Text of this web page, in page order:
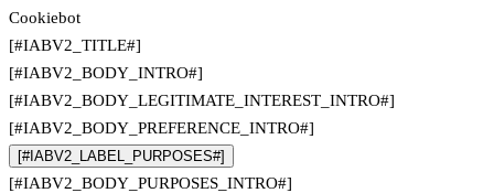
Cookiebot
[#IABV2_TITLE#]
[#IABV2_BODY_INTRO#]
[#IABV2_BODY_LEGITIMATE_INTEREST_INTRO#]
[#IABV2_BODY_PREFERENCE_INTRO#]
[#IABV2_LABEL_PURPOSES#]
[#IABV2_BODY_PURPOSES_INTRO#]